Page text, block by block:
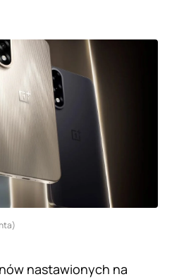
nastawionych na